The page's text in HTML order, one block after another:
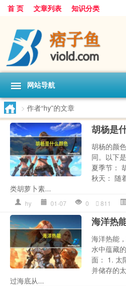
首 页 文章列表 知识分类
网站导航
> 作者“hy”的文章
胡杨是
胡杨的颜
同。以下
夏季节：
秋天： 随
类胡萝卜素...
hy 01-07 0 811
海洋热
海洋热能
水中蕴藏
面： 1. 太
并储存的
过海底从...